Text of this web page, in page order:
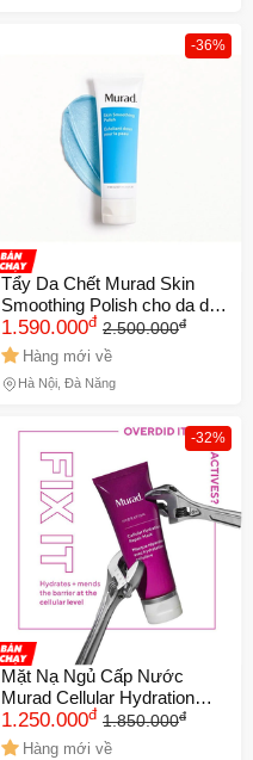
-36%
Tẩy Da Chết Murad Skin
Smoothing Polish cho da dầu
NK (Chính hãng)
1.590.000đ 2.500.000đ
Hàng mới về
Hà Nội, Đà Nẵng
-32%
Mặt Nạ Ngủ Cấp Nước
Murad Cellular Hydration
Repair Mask 80ml NK (Chính
hãng)
1.250.000đ 1.850.000đ
Hàng mới về